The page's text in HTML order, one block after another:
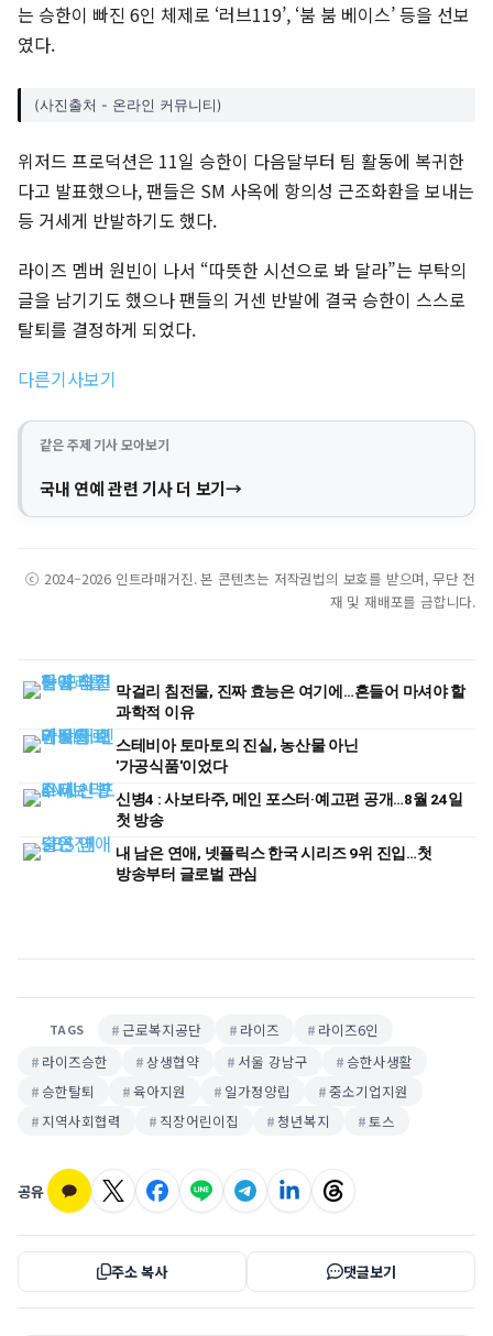
는 승한이 빠진 6인 체제로 ‘러브119’, ‘붐 붐 베이스’ 등을 선보
였다.
(사진출처 - 온라인 커뮤니티)
위저드 프로덕션은 11일 승한이 다음달부터 팀 활동에 복귀한
다고 발표했으나, 팬들은 SM 사옥에 항의성 근조화환을 보내는
등 거세게 반발하기도 했다.
라이즈 멤버 원빈이 나서 “따뜻한 시선으로 봐 달라”는 부탁의
글을 남기기도 했으나 팬들의 거센 반발에 결국 승한이 스스로
탈퇴를 결정하게 되었다.
다른기사보기
같은 주제 기사 모아보기
국내 연예 관련 기사 더 보기
ⓒ 2024–2026 인트라매거진. 본 콘텐츠는 저작권법의 보호를 받으며, 무단 전
재 및 재배포를 금합니다.
막걸리 침전물, 진짜 효능은 여기에…흔들어 마셔야 할
과학적 이유
스테비아 토마토의 진실, 농산물 아닌
'가공식품'이었다
신병4 : 사보타주, 메인 포스터·예고편 공개…8월 24일
첫 방송
내 남은 연애, 넷플릭스 한국 시리즈 9위 진입…첫
방송부터 글로벌 관심
TAGS 근로복지공단 라이즈
라이즈6인
라이즈승한
상생협약 서울 강남구
승한사생활
승한탈퇴
육아지원 일가정양립
중소기업지원
지역사회협력
직장어린이집 청년복지 토스
공유
주소 복사 댓글보기